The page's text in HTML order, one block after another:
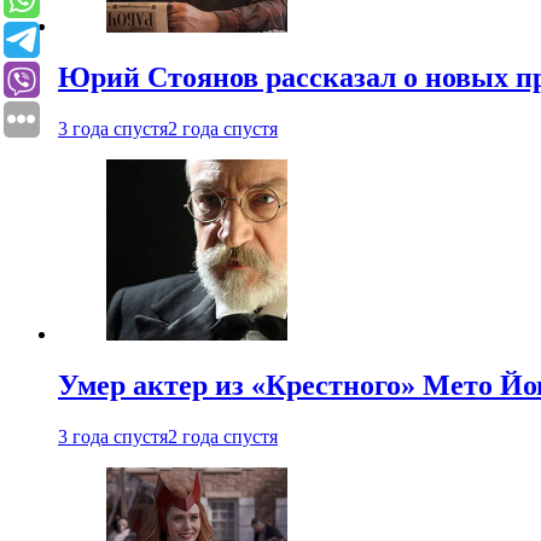
Юрий Стоянов рассказал о новых
3 года спустя2 года спустя
Умер актер из «Крестного» Мето
3 года спустя2 года спустя